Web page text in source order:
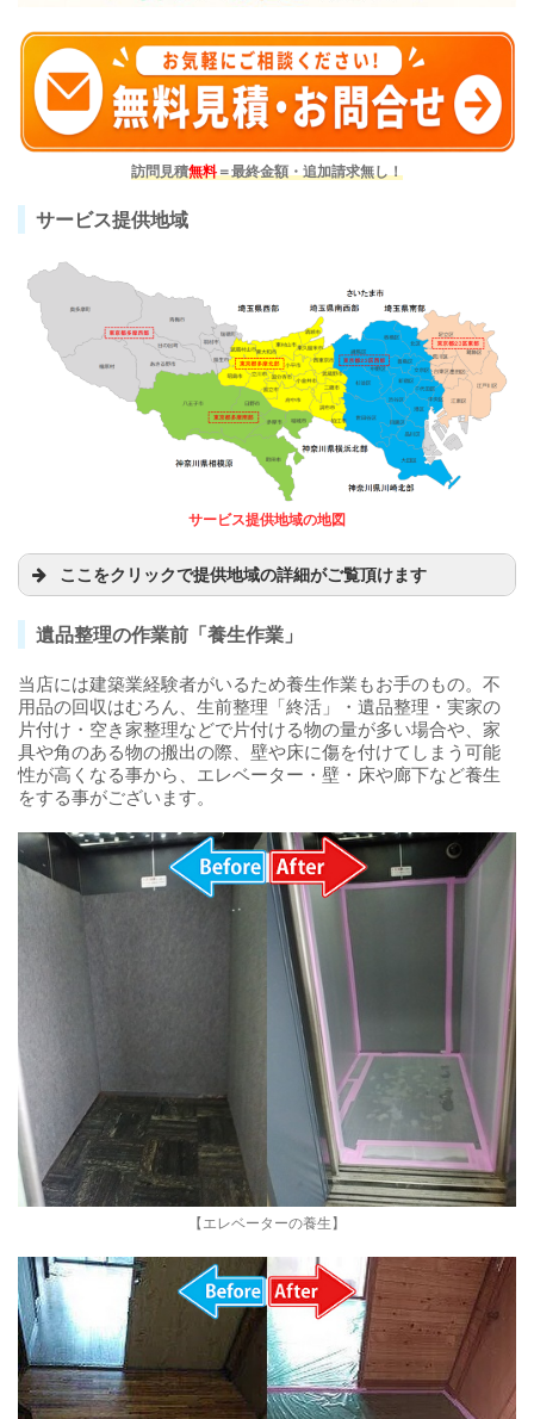
訪問見積無料＝最終金額・追加請求無し！
サービス提供地域
サービス提供地域の地図
ここをクリックで提供地域の詳細がご覧頂けます
遺品整理の作業前「養生作業」
当店には建築業経験者がいるため養生作業もお手のもの。不
用品の回収はむろん、生前整理「終活」・遺品整理・実家の
片付け・空き家整理などで片付ける物の量が多い場合や、家
具や角のある物の搬出の際、壁や床に傷を付けてしまう可能
性が高くなる事から、エレベーター・壁・床や廊下など養生
をする事がございます。
【エレベーターの養生】